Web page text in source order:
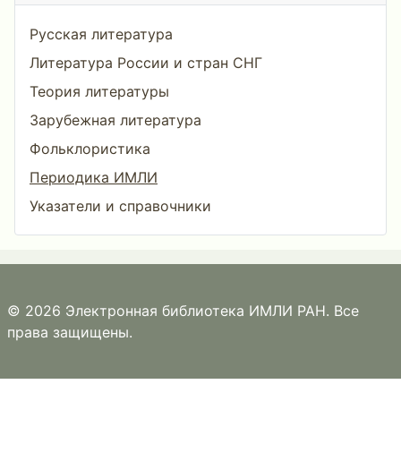
Русская литература
Литература России и стран СНГ
Теория литературы
Зарубежная литература
Фольклористика
Периодика ИМЛИ
Указатели и справочники
© 2026 Электронная библиотека ИМЛИ РАН. Все
права защищены.